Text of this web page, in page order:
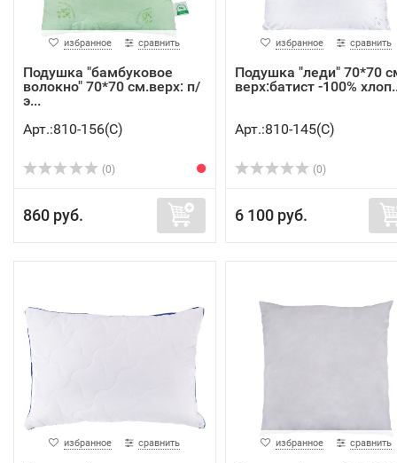
избранное сравнить
Подушка "бамбуковое
волокно" 70*70 см.верх: п/
э...
Арт.:810-156(C)
(0)
860 руб.
избранное сравнить
Подушка "леди" 70*70
верх:батист -100%
Арт.:810-145(C)
(0)
6 100 руб.
избранное сравнить избранное сравнить